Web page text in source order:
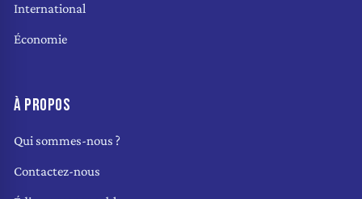
International
Économie
À PROPOS
Qui sommes-nous ?
Contactez-nous